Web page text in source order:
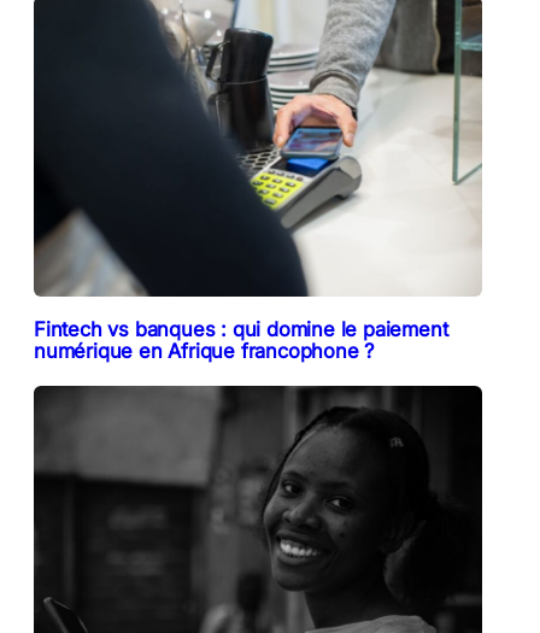
Fintech vs banques : qui domine le paiement
numérique en Afrique francophone ?